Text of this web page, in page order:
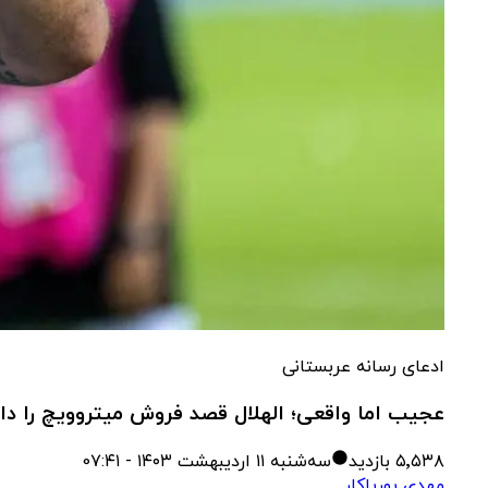
ادعای رسانه عربستانی
عجیب اما واقعی؛ الهلال قصد فروش میتروویچ را
۵٬۵۳۸ بازدید
سه‌شنبه ۱۱ اردیبهشت ۱۴۰۳ - 0۷:۴۱